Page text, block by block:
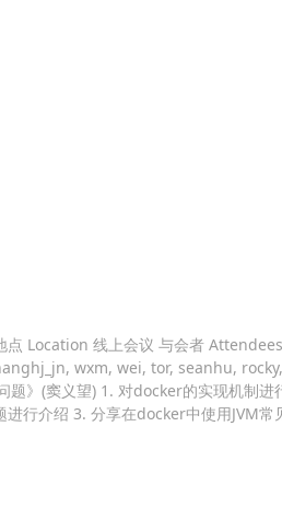
Location 线上会议 与会者
wxm, wei, tor, seanhu, rocky,
》(窦义望) 1. 对docker的实现机制进
行介绍 3. 分享在docker中使用JVM常